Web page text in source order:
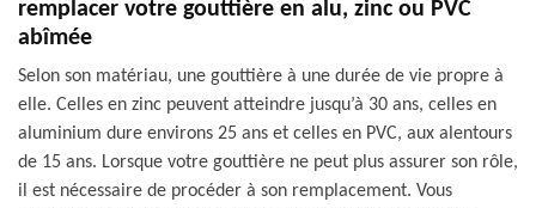
remplacer votre gouttière en alu, zinc ou PVC
abîmée
Selon son matériau, une gouttière à une durée de vie propre à
elle. Celles en zinc peuvent atteindre jusqu’à 30 ans, celles en
aluminium dure environs 25 ans et celles en PVC, aux alentours
de 15 ans. Lorsque votre gouttière ne peut plus assurer son rôle,
il est nécessaire de procéder à son remplacement. Vous